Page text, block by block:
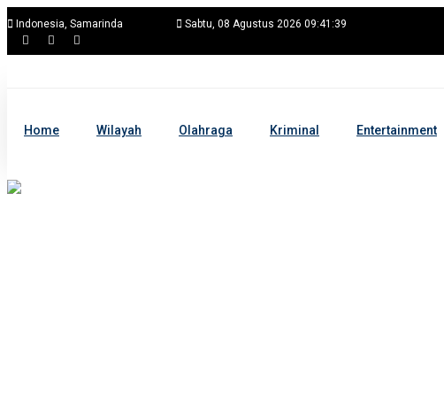
Indonesia, Samarinda Sabtu, 08 Agustus 2026 09:41:40
Home Wilayah Olahraga Kriminal Entertainment